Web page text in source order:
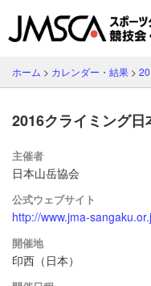
ホーム > カレンダー・結果 >
2016クライミング日
主催者
日本山岳協会
公式ウェブサイト
http://www.jma-
開催地
印西（日本）